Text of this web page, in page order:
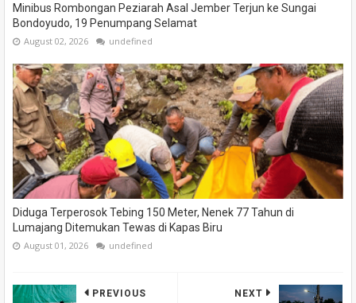
Minibus Rombongan Peziarah Asal Jember Terjun ke Sungai
Bondoyudo, 19 Penumpang Selamat
August 02, 2026 undefined
Diduga Terperosok Tebing 150 Meter, Nenek 77 Tahun di
Lumajang Ditemukan Tewas di Kapas Biru
August 01, 2026 undefined
NEXT
PREVIOUS